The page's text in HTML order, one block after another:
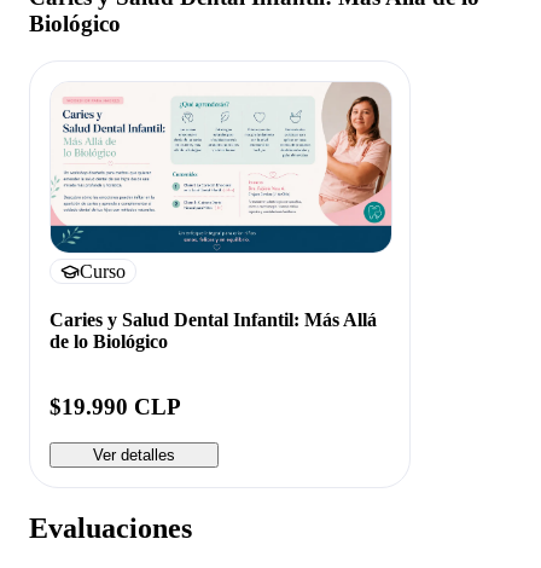
Biológico
Curso
Caries y Salud Dental Infantil: Más Allá
de lo Biológico
$19.990 CLP
Ver detalles
Evaluaciones